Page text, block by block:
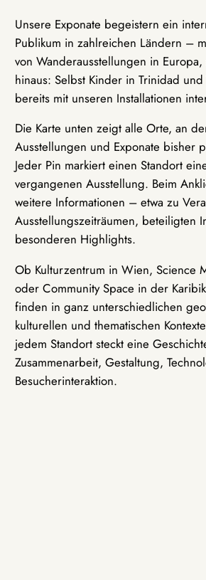
Unsere Exponate begeistern ein
Publikum in zahlreichen Ländern –
von Wanderausstellungen in
hinaus: Selbst Kinder in Trinidad
bereits mit unseren Installationen
Die Karte unten zeigt alle Orte, an
Ausstellungen und Exponate bisher
Jeder Pin markiert einen Standort
vergangenen Ausstellung. Beim
weitere Informationen – etwa zu
Ausstellungszeiträumen, beteiligten
besonderen Highlights.
Ob Kulturzentrum in Wien, Science
oder Community Space in der
finden in ganz unterschiedlichen
kulturellen und thematischen
jedem Standort steckt eine
Zusammenarbeit, Gestaltung,
Besucherinteraktion.